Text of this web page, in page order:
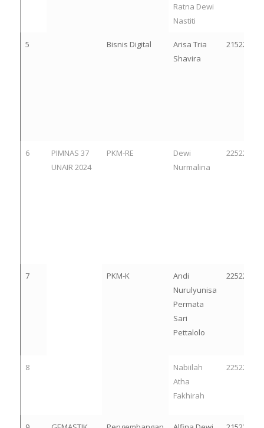
Ratna Dewi
Nastiti
5 Bisnis Digital
Arisa Tria
Shavira
21522226
6
PIMNAS 37
UNAIR 2024
PKM-RE
Dewi
Nurmalina
22522321
7 PKM-K
Andi
Nurulyunisa
Permata
Sari
Pettalolo
22522327
8
Nabiilah
Atha
Fakhirah
22522328